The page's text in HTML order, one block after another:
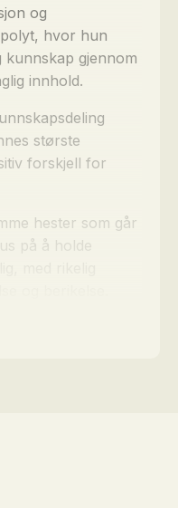
og
hvor hun
gjennom
innhold.
største
forskjell for
hester som går
på å holde